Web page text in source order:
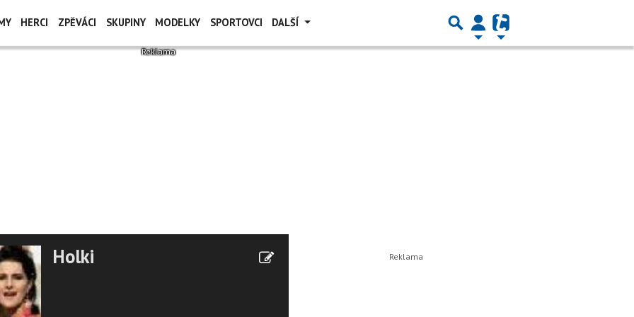
HERCI ZPĚVÁCI SKUPINY MODELKY SPORTOVCI DALŠÍ
Holki